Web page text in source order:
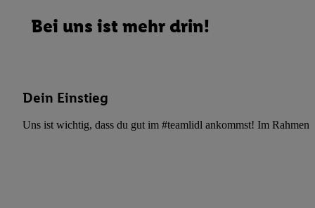
Bei uns ist mehr drin!
Dein Einstieg
Uns ist wichtig, dass du gut im #teamlidl ankommst! Im Rahmen